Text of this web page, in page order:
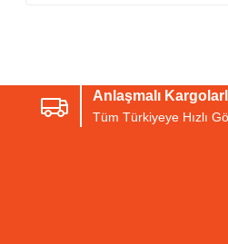
Ürün resmi kalitesiz, bozuk
Anlaşmalı
Tüm Türkiyeye Hızlı